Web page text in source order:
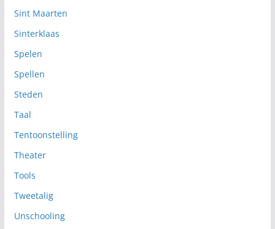
Sint Maarten
Sinterklaas
Spelen
Spellen
Steden
Taal
Tentoonstelling
Theater
Tools
Tweetalig
Unschooling